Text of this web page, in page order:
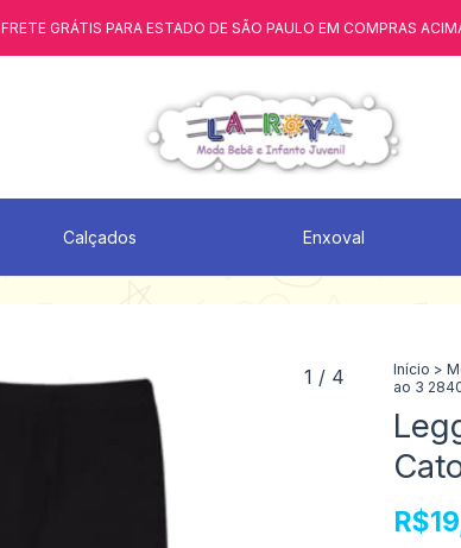
FRETE GRÁTIS PARA ESTADO DE SÃO PAULO EM COMPRAS
Calçados Enxoval
1 / 4 Início >
ao 3